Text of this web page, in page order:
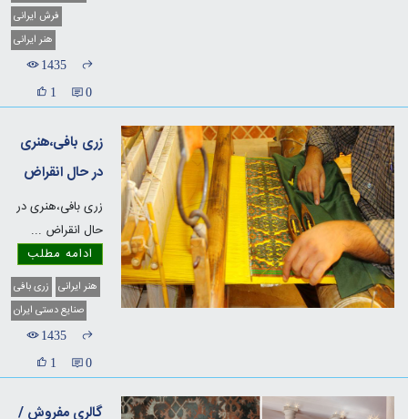
فرش ایرانی
هنر ایرانی
1435
زری بافی،هنری
در حال انقراض
زری بافی،هنری در
حال انقراض...
ادامه مطلب
زری بافی هنر ایرانی
صنایع دستی ایران
1435
گالری مفروش /